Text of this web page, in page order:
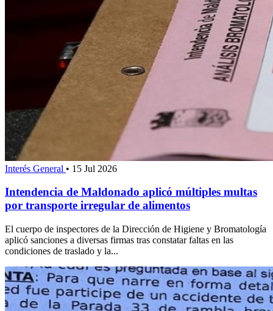
Interés General • 15 Jul 2026
Intendencia de Maldonado aplicó múltiples multas
por transporte irregular de alimentos
El cuerpo de inspectores de la Dirección de Higiene y Bromatología
aplicó sanciones a diversas firmas tras constatar faltas en las
condiciones de traslado y la...